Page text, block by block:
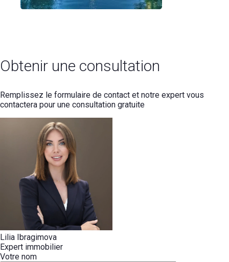
Obtenir une consultation
Remplissez le formulaire de contact et notre expert vous
contactera pour une consultation gratuite
Lilia Ibragimova
Expert immobilier
Votre nom